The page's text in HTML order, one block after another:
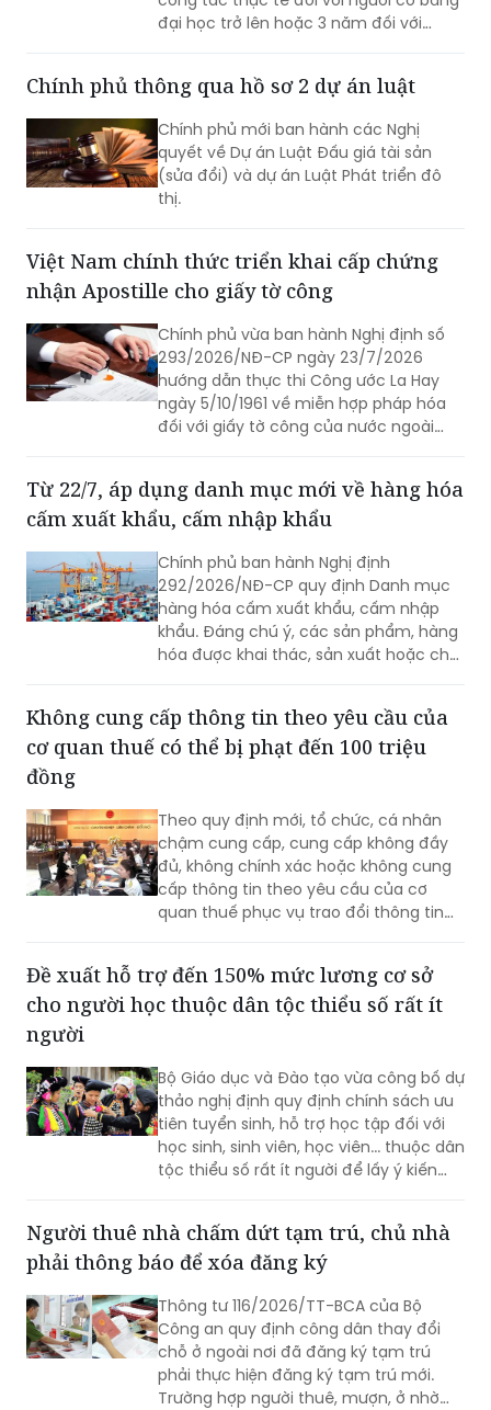
đại học trở lên hoặc 3 năm đối với
toán.
Chính phủ thông qua hồ sơ 2 dự án luật
Chính phủ mới ban hành các Nghị
quyết về Dự án Luật Đấu giá tài sản
(sửa đổi) và dự án Luật Phát triển đô
thị.
Việt Nam chính thức triển khai cấp chứng
nhận Apostille cho giấy tờ công
Chính phủ vừa ban hành Nghị định số
293/2026/NĐ-CP ngày 23/7/2026
hướng dẫn thực thi Công ước La Hay
ngày 5/10/1961 về miễn hợp pháp hóa
đối với giấy tờ công của nước ngoài
Từ 22/7, áp dụng danh mục mới về hàng hóa
cấm xuất khẩu, cấm nhập khẩu
Chính phủ ban hành Nghị định
292/2026/NĐ-CP quy định Danh mục
hàng hóa cấm xuất khẩu, cấm nhập
khẩu. Đáng chú ý, các sản phẩm, hàng
hóa được khai thác, sản xuất hoặc chế
khẩu vào Việt Nam.
Không cung cấp thông tin theo yêu cầu của
cơ quan thuế có thể bị phạt đến 100 triệu
đồng
Theo quy định mới, tổ chức, cá nhân
chậm cung cấp, cung cấp không đầy
đủ, không chính xác hoặc không cung
cấp thông tin theo yêu cầu của cơ
quan thuế phục vụ trao đổi thông tin
Đề xuất hỗ trợ đến 150% mức lương cơ sở
cho người học thuộc dân tộc thiểu số rất ít
người
Bộ Giáo dục và Đào tạo vừa công bố dự
thảo nghị định quy định chính sách ưu
tiên tuyển sinh, hỗ trợ học tập đối với
học sinh, sinh viên, học viên... thuộc dân
tộc thiểu số rất ít người để lấy ý kiến
Người thuê nhà chấm dứt tạm trú, chủ nhà
phải thông báo để xóa đăng ký
Thông tư 116/2026/TT-BCA của Bộ
Công an quy định công dân thay đổi
chỗ ở ngoài nơi đã đăng ký tạm trú
phải thực hiện đăng ký tạm trú mới.
Trường hợp người thuê, mượn, ở nhờ